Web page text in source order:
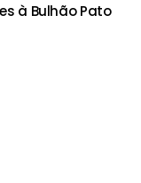
à Bulhão Pato